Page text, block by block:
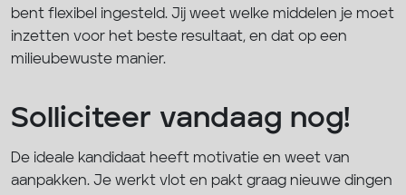
bent flexibel ingesteld. Jij weet welke middelen je moet
inzetten voor het beste resultaat, en dat op een
milieubewuste manier.
Solliciteer vandaag nog!
De ideale kandidaat heeft motivatie en weet van
aanpakken. Je werkt vlot en pakt graag nieuwe dingen